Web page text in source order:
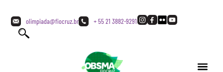
olimpiada@fiocruz.br + 55 21 3882-9291